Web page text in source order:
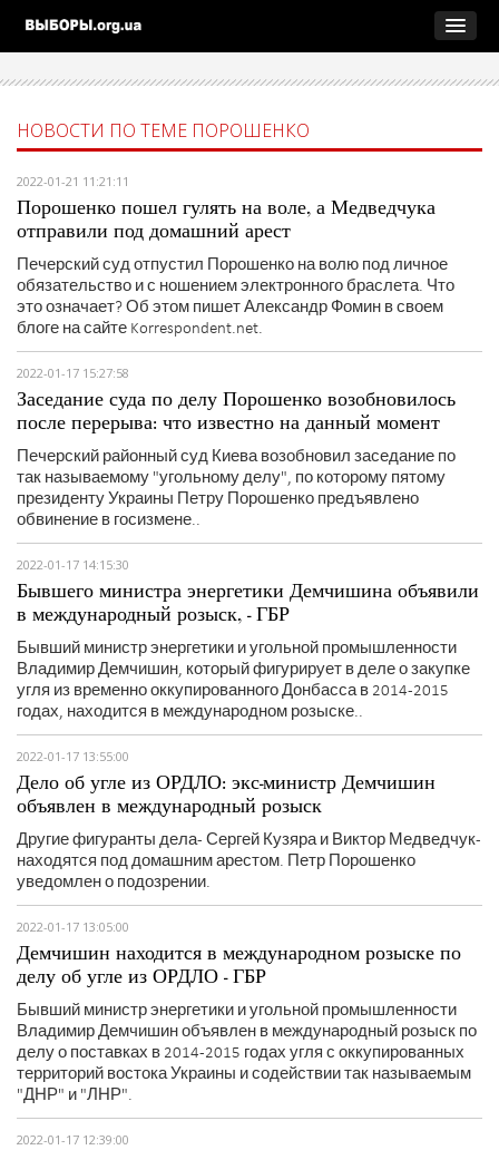
НОВОСТИ ПО ТЕМЕ ПОРОШЕНКО
2022-01-21 11:21:11
Порошенко пошел гулять на воле, а Медведчука
отправили под домашний арест
Печерский суд отпустил Порошенко на волю под личное
обязательство и с ношением электронного браслета. Что
это означает? Об этом пишет Александр Фомин в своем
блоге на сайте Korrespondent.net.
2022-01-17 15:27:58
Заседание суда по делу Порошенко возобновилось
после перерыва: что известно на данный момент
Печерский районный суд Киева возобновил заседание по
так называемому "угольному делу", по которому пятому
президенту Украины Петру Порошенко предъявлено
обвинение в госизмене..
2022-01-17 14:15:30
Бывшего министра энергетики Демчишина объявили
в международный розыск, - ГБР
Бывший министр энергетики и угольной промышленности
Владимир Демчишин, который фигурирует в деле о закупке
угля из временно оккупированного Донбасса в 2014-2015
годах, находится в международном розыске..
2022-01-17 13:55:00
Дело об угле из ОРДЛО: экс-министр Демчишин
объявлен в международный розыск
Другие фигуранты дела - Сергей Кузяра и Виктор Медведчук -
находятся под домашним арестом. Петр Порошенко
уведомлен о подозрении.
2022-01-17 13:05:00
Демчишин находится в международном розыске по
делу об угле из ОРДЛО - ГБР
Бывший министр энергетики и угольной промышленности
Владимир Демчишин объявлен в международный розыск по
делу о поставках в 2014-2015 годах угля с оккупированных
территорий востока Украины и содействии так называемым
"ДНР" и "ЛНР".
2022-01-17 12:39:00